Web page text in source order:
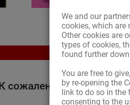
We and our
cookies, which are
Other cookies are
types of cookies,
found further
You are free to
by re-opening the
link to do so in the
consenting to the
только лучшее для
К сожалению,